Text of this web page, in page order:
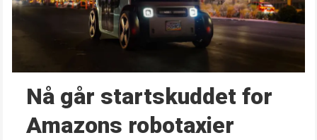
Nå går start­skuddet for
Amazons robotaxier